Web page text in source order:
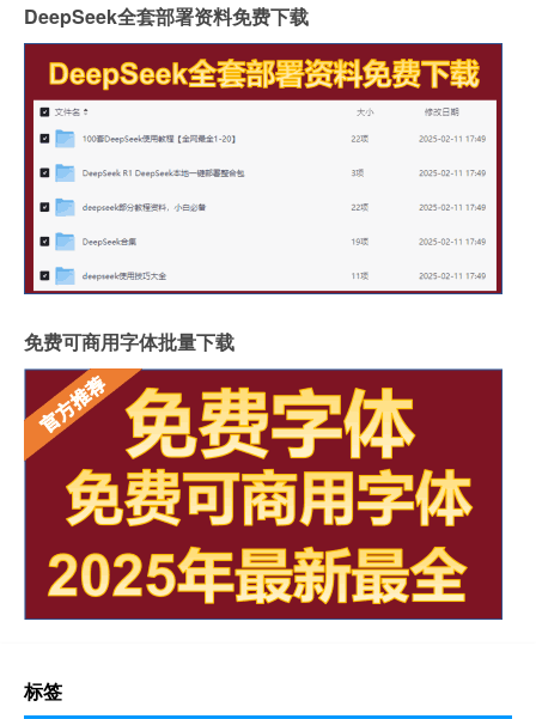
DeepSeek全套部署资料免费下载
免费可商用字体批量下载
标签